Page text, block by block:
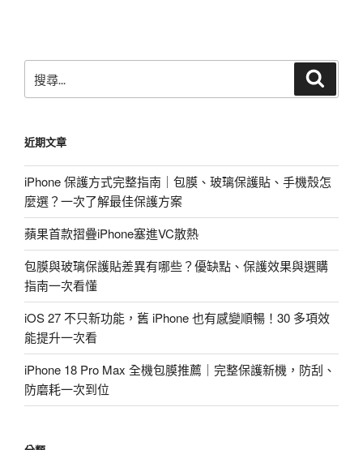
尋
字:
近期文章
iPhone 保護方式完整指南｜包膜、玻璃保護貼、手機殼怎
麼選？一次了解最佳保護方案
蘋果首款摺疊iPhone塞進VC散熱
包膜與玻璃保護貼差異有哪些？優缺點、保護效果與選購
指南一次看懂
iOS 27 不只新功能，舊 iPhone 也有感變順暢！30 多項效
能提升一次看
iPhone 18 Pro Max 全機包膜推薦｜完整保護新機，防刮、
防磨耗一次到位